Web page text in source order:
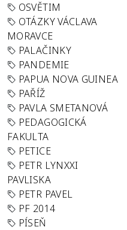
OSVĚTIM
OTÁZKY VÁCLAVA
MORAVCE
PALAČINKY
PANDEMIE
PAPUA NOVA GUINEA
PAŘÍŽ
PAVLA SMETANOVÁ
PEDAGOGICKÁ
FAKULTA
PETICE
PETR LYNXXI
PAVLISKA
PETR PAVEL
PF 2014
PÍSEŇ